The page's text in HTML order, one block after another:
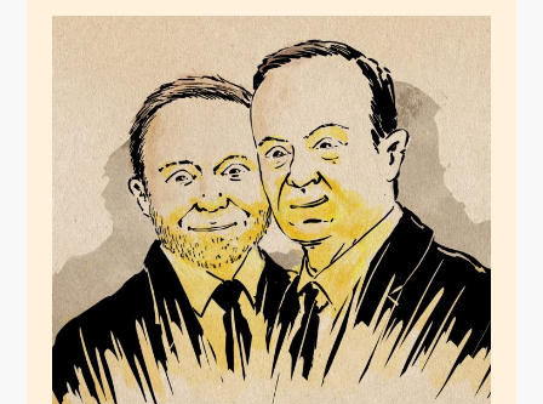
Das letzte Gleißen
des Bahngoldes
Juli 9, 2024